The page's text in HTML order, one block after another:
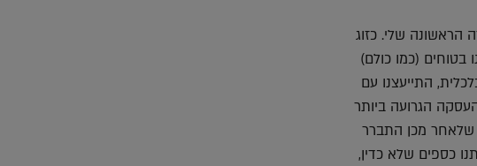
הראשונה שלי. כזוג
בטוחים (כמו כולם)
התייעצנו עם
הגרועה ביותר
שלאחר מכן התברר
כספים שלא כדין,